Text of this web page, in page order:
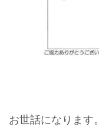
お世話になります。